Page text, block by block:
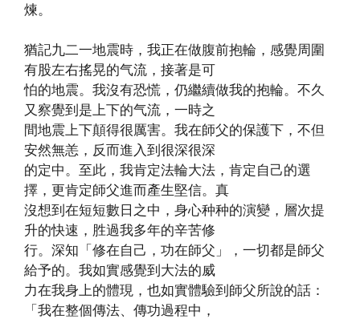
煉。
猶記九二一地震時，我正在做腹前抱輪，感覺周圍
有股左右搖晃的气流，接著是可
怕的地震。我沒有恐慌，仍繼續做我的抱輪。不久
又察覺到是上下的气流，一時之
間地震上下顛得很厲害。我在師父的保護下，不但
安然無恙，反而進入到很深很深
的定中。至此，我肯定法輪大法，肯定自己的選
擇，更肯定師父進而產生堅信。真
沒想到在短短數日之中，身心种种的演變，層次提
升的快速，胜過我多年的辛苦修
行。深知「修在自己，功在師父」，一切都是師父
給予的。我如實感覺到大法的威
力在我身上的體現，也如實體驗到師父所說的話：
「我在整個傳法、傳功過程中，